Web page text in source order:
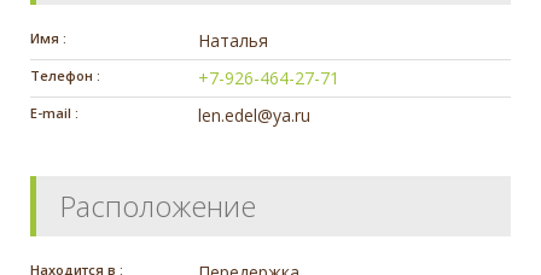
Имя : Наталья
Телефон : +7-926-464-27-71
E-mail : len.edel@ya.ru
Расположение
Находится в :